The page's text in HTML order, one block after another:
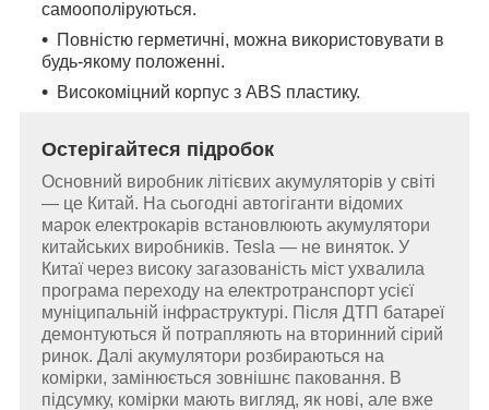
самоополіруються.
Повністю герметичні, можна використовувати в
будь-якому положенні.
Високоміцний корпус з ABS пластику.
Остерігайтеся підробок
Основний виробник літієвих акумуляторів у світі
— це Китай. На сьогодні автогіганти відомих
марок електрокарів встановлюють акумулятори
китайських виробників. Tesla — не виняток. У
Китаї через високу загазованість міст ухвалила
програма переходу на електротранспорт усієї
муніципальній інфраструктурі. Після ДТП батареї
демонтуються й потрапляють на вторинний сірий
ринок. Далі акумулятори розбираються на
комірки, замінюється зовнішнє паковання. В
підсумку, комірки мають вигляд, як нові, але вже